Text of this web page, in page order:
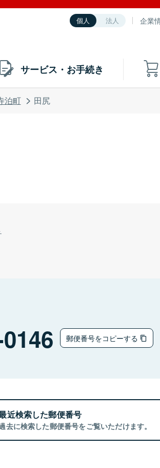
個人 法人 企業
サービス・お手続き
泊町 田尻
郵便番号をコピーする
近検索した郵便番号
去に検索した郵便番号をご覧いただけます。